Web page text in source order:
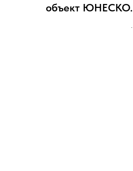
объект ЮНЕСКО.
.